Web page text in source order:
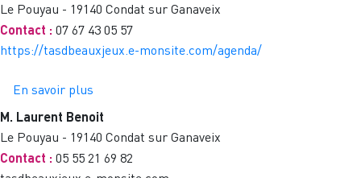
Le Pouyau - 19140 Condat sur Ganaveix
Contact : 07 67 43 05 57
https://tasdbeauxjeux.e-monsite.com/agenda/
En savoir plus
Association
Tas
D’Beaux
M. Laurent Benoit
Le Pouyau - 19140 Condat sur Ganaveix
Contact : 05 55 21 69 82